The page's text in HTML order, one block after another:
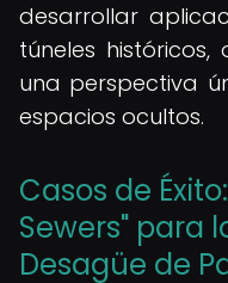
desarrollar
túneles
una perspectiva
espacios ocultos.
Casos de
Sewers" para
Desagüe de